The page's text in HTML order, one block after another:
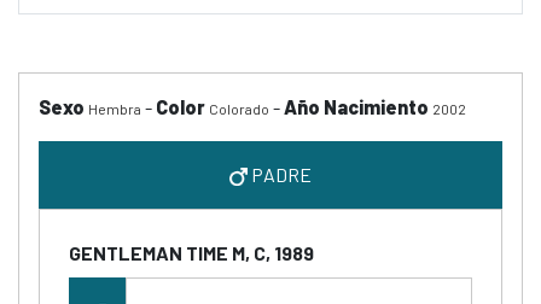
Sexo Hembra - Color Colorado -Año Nacimiento 2002
PADRE
GENTLEMAN TIME M, C, 1989